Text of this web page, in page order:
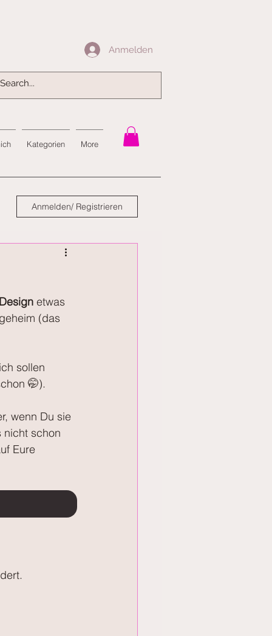
Anmelden
Kategorien More
Anmelden/ Registrieren
etwas
(das
sollen
🤭).
wenn Du sie
nicht schon
Eure